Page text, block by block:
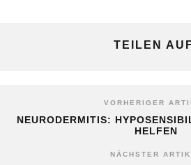
TEILEN
VORHERIGER
NEURODERMITIS:
HELFEN
NÄCHSTER